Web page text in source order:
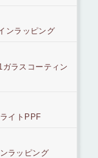
ンラッピング
ラスコーティン
イトPPF
ラッピング